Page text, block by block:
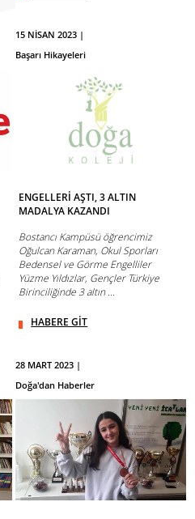
15 NİSAN 2023 |
Başarı Hikayeleri
ENGELLERİ AŞTI, 3 ALTIN
MADALYA KAZANDI
Bostancı Kampüsü öğrencimiz
Oğulcan Karaman, Okul Sporları
Bedensel ve Görme Engelliler
Yüzme Yıldızlar, Gençler Türkiye
Birinciliğinde 3 altın ...
HABERE GİT
28 MART 2023 |
Doğa'dan Haberler